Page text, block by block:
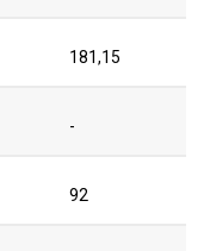
181,15
-
92